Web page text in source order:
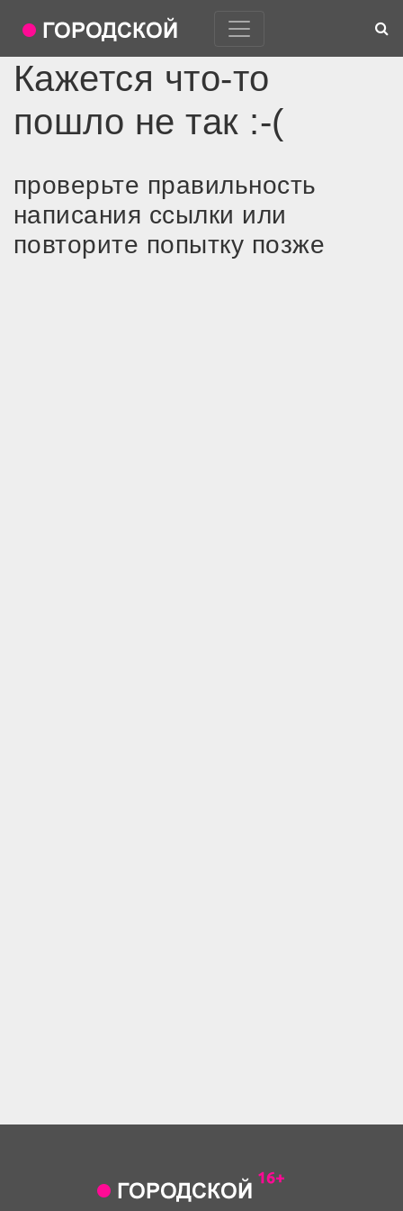
Кажется что-то
пошло не так :-(
проверьте правильность
написания ссылки или
повторите попытку позже